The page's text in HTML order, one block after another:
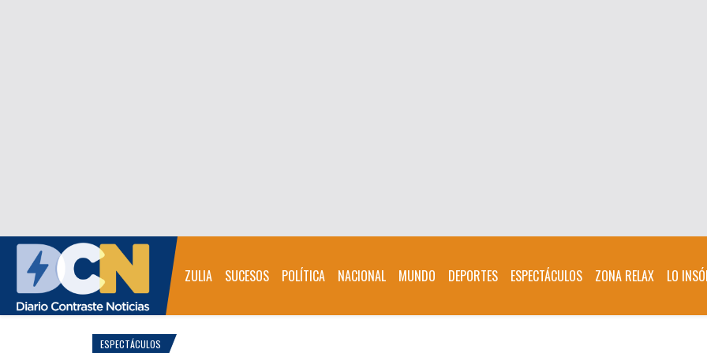
ZULIA SUCESOS POLÍTICA NACIONAL MUNDO DEPORTES ESPECTÁCULOS ZONA RELAX LO
ESPECTÁCULOS